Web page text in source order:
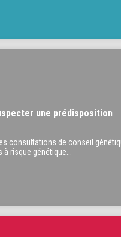
une prédisposition
consultations de conseil
risque génétique...